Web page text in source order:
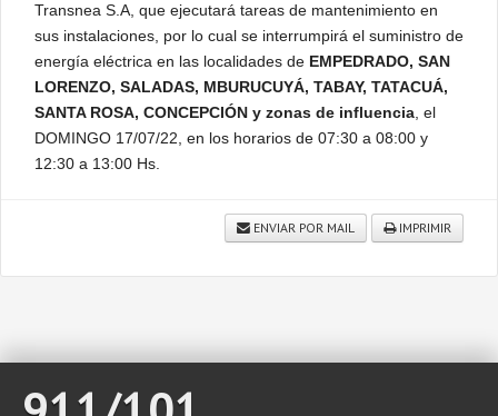
Transnea S.A, que ejecutará tareas de mantenimiento en
sus instalaciones, por lo cual se interrumpirá el suministro de
energía eléctrica en las localidades de EMPEDRADO, SAN
LORENZO, SALADAS, MBURUCUYÁ, TABAY, TATACUÁ,
SANTA ROSA, CONCEPCIÓN y zonas de influencia , el
DOMINGO 17/07/22, en los horarios de 07:30 a 08:00 y
12:30 a 13:00 Hs.
ENVIAR POR MAIL IMPRIMIR